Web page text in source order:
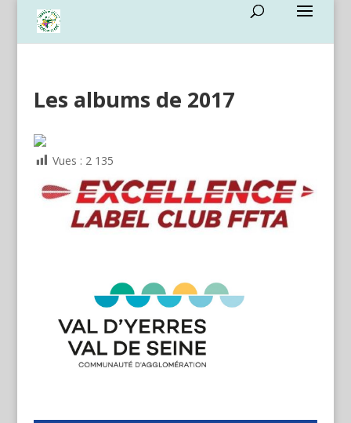
Les albums de 2017
Vues : 2 135